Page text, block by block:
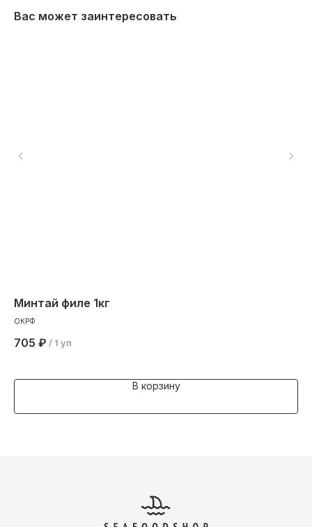
Вас может заинтересовать
Минтай филе 1кг
ОКРФ
705 ₽ / 1 уп
В корзину